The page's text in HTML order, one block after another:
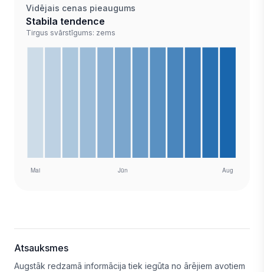
Vidējais cenas pieaugums
Stabila tendence
Tirgus svārstīgums: zems
Atsauksmes
Augstāk redzamā informācija tiek iegūta no ārējiem avotiem